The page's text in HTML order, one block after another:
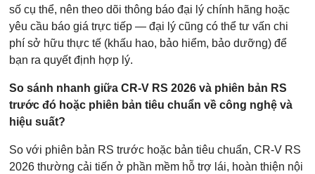
số cụ thể, nên theo dõi thông báo đại lý chính hãng hoặc
yêu cầu báo giá trực tiếp — đại lý cũng có thể tư vấn chi
phí sở hữu thực tế (khấu hao, bảo hiểm, bảo dưỡng) để
bạn ra quyết định hợp lý.
So sánh nhanh giữa CR-V RS 2026 và phiên bản RS
trước đó hoặc phiên bản tiêu chuẩn về công nghệ và
hiệu suất?
So với phiên bản RS trước hoặc bản tiêu chuẩn, CR-V RS
2026 thường cải tiến ở phần mềm hỗ trợ lái, hoàn thiện nội